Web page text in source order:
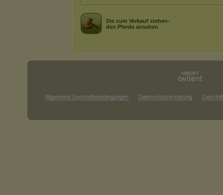
Die zum Verkauf stehen-
den Pferde ansehen
Allgemeine Geschäftsbedingungen Datenschutzerklärung